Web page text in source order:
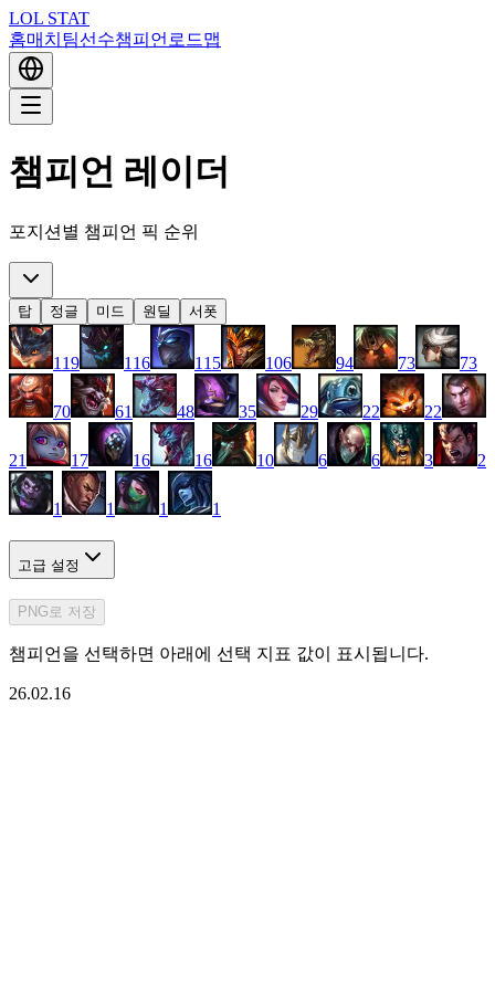
LOL STAT
홈매치 팀선수챔피언 로드맵
챔피언 레이더
포지션별 챔피언 픽 순위
탑 정글 미드 원딜 서폿
119 116 115 106 94 73 73
70 61 48 35 29 22 22
21 17 16 16 10 6 6 3 2
1 1 1 1
고급 설정
PNG로 저장
챔피언을 선택하면 아래에 선택 지표 값이 표시됩니다.
26.02.16